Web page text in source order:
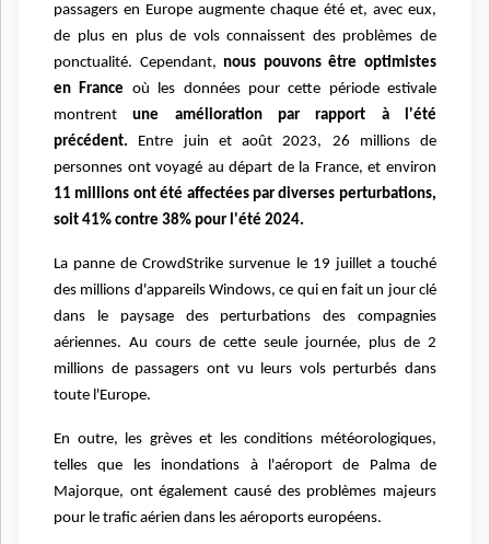
passagers en Europe augmente chaque été et, avec eux,
de plus en plus de volsconnaissent des problèmes de
ponctualité. Cependant,nous pouvons être optimistes
en France où les données pour cette période estivale
montrent une amélioration par rapport à
l'été
précédent. Entre juin et août 2023, 26 millions de
personnes ont voyagé au départ de la France, et environ
11 millions ont été affectées par diverses perturbations,
soit 41% contre 38% pour l'été 2024.
La panne de CrowdStrike survenue le 19 juillet a touché
des millions d'appareils Windows, ce qui en fait un jour clé
dans le paysage des perturbations des compagnies
aériennes. Au cours de cette seule journée, plus de 2
millions de passagers ont vu leurs vols perturbés dans
toute l'Europe.
En outre, les grèves et les conditions météorologiques,
telles que les inondations à l'aéroportde Palma de
Majorque, ont également causé des problèmes majeurs
pour le trafic aérien dans les aéroports européens.